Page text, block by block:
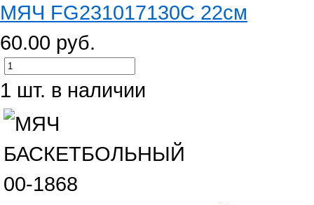
МЯЧ FG231017130C 22см
60.00 руб.
1 шт. в наличии